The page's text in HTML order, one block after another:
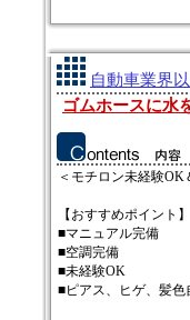
自動車業界
ゴムホースに水
＜モチロン未経験OK
【おすすめポイント】
■マニュアル完備
■空調完備
■未経験OK
■ピアス、ヒゲ、髪色